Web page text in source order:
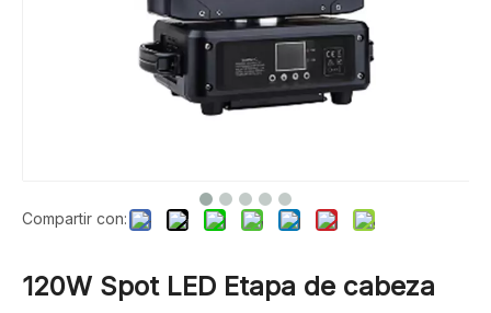
Compartir con:
120W Spot LED Etapa de cabeza